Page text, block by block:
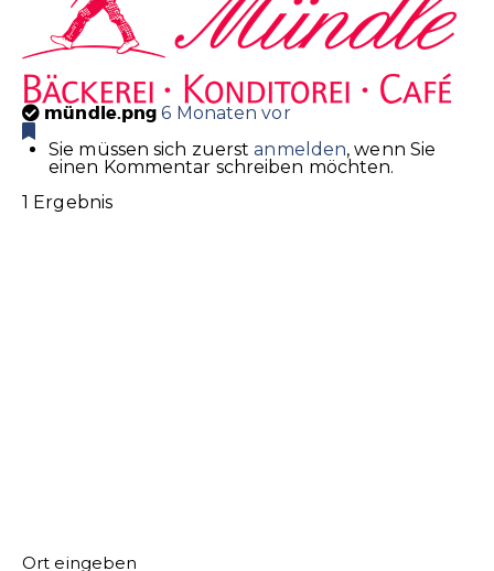
mündle.png 6 Monaten vor
Sie müssen sich zuerstanmelden, wenn Sie
einen Kommentar schreiben möchten.
1 Ergebnis